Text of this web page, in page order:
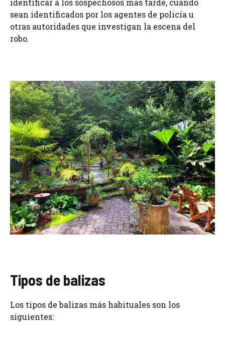
sean identificados por los agentes de policía u
otras autoridades que investigan la escena del
robo.
Tipos de balizas
Los tipos de balizas más habituales son los
siguientes: